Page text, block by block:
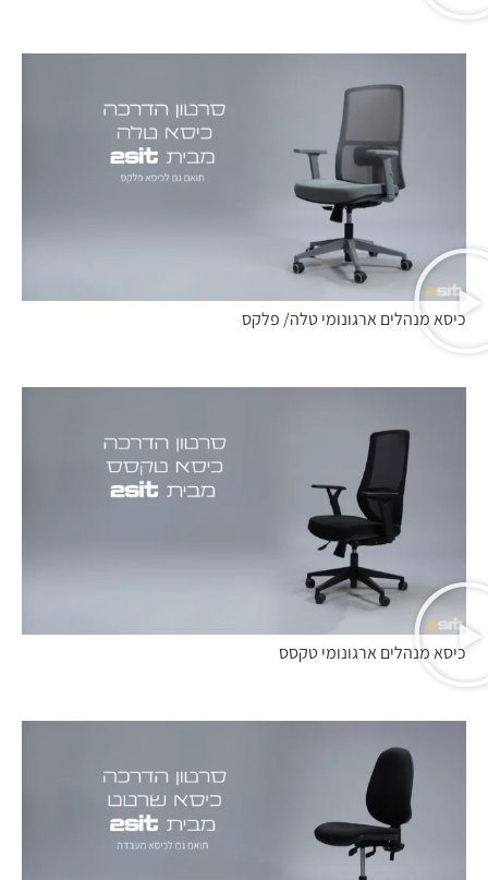
כיסא מנהלים ארגונומי טלה/ פלקס
כיסא מנהלים ארגונומי טקסס